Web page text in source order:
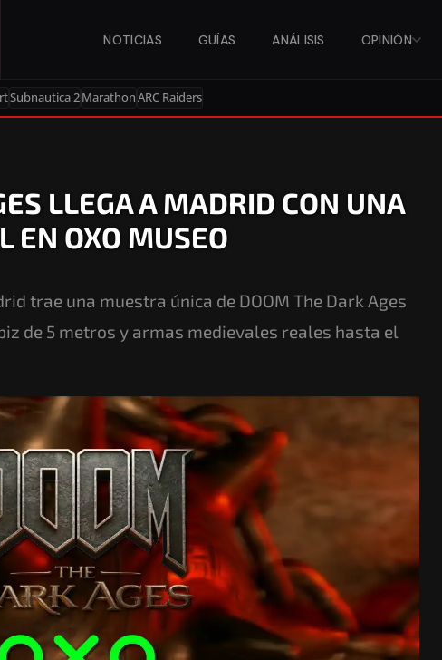
NOTICIAS GUÍAS ANÁLISIS OPINIÓN
Subnautica 2MarathonARC Raiders
LLEGA A MADRID CON UNA
EN OXO MUSEO
trae una muestra única de DOOM The Dark Ages
de 5 metros y armas medievales reales hasta el